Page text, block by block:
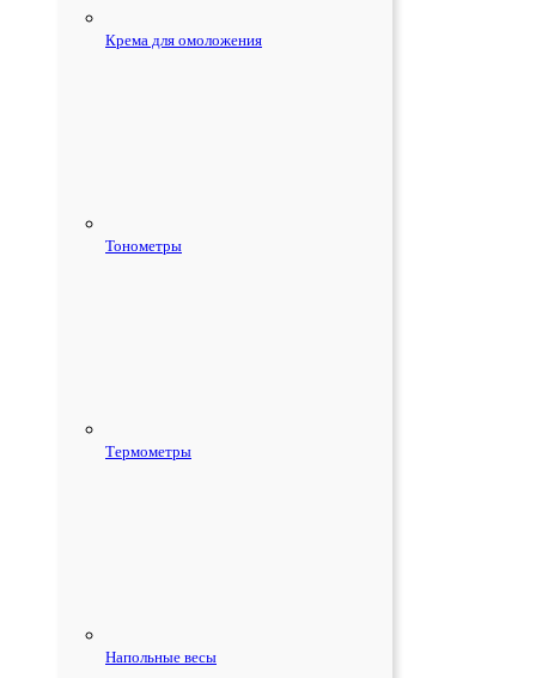
Крема для омоложения
Тонометры
Термометры
Напольные весы